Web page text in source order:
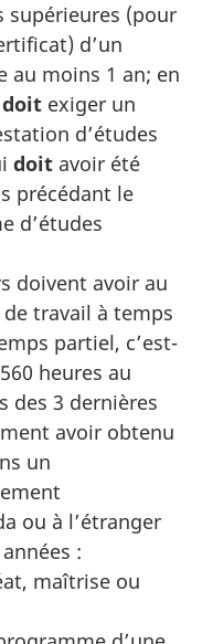
supérieures (pour
d’un
au moins 1 an; en
doit exiger un
d’études
doit avoir été
précédant le
d’études
doivent avoir au
travail à temps
partiel, c’est-
heures au
des 3 dernières
avoir obtenu
un
ou à l’étranger
:
maîtrise ou